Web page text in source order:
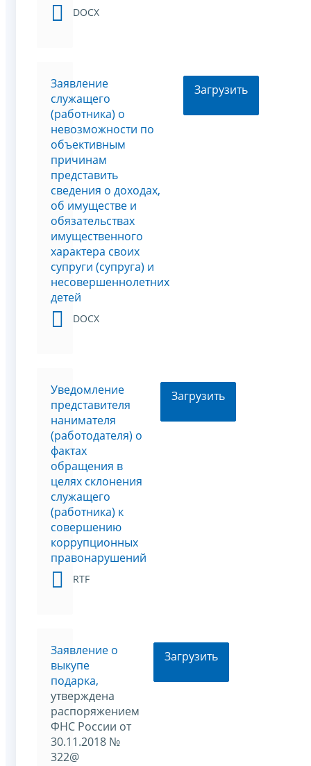
DOCX
Заявление
служащего
(работника) о
невозможности по
объективным
причинам
представить
сведения о доходах,
об имуществе и
обязательствах
имущественного
характера своих
супруги (супруга) и
несовершеннолетних
детей
DOCX
Загрузить
Уведомление
представителя
нанимателя
(работодателя) о
фактах
обращения в
целях склонения
служащего
(работника) к
совершению
коррупционных
правонарушений
RTF
Загрузить
Заявление о
выкупе
подарка,
утверждена
распоряжением
ФНС России от
30.11.2018 №
322@
Загрузить